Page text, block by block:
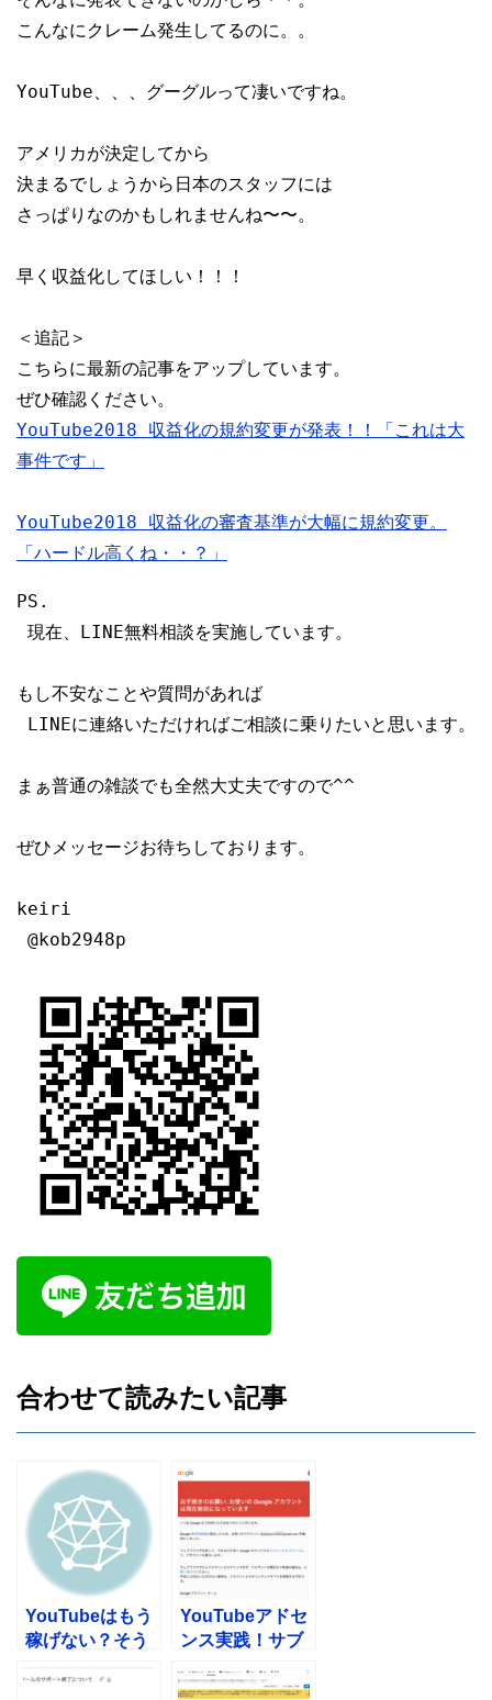
こんなにクレーム発生してるのに。。
YouTube、、、グーグルって凄いですね。
アメリカが決定してから
決まるでしょうから日本のスタッフには
さっぱりなのかもしれませんね〜〜。
早く収益化してほしい！！！
＜追記＞
こちらに最新の記事をアップしています。
YouTube2018 収益化の規約変更が発表！！「これは大
事件です」
YouTube2018 収益化の審査基準が大幅に規約変更。
「ハードル高くね・・？」
PS.
もし不安なことや質問があれば
まぁ普通の雑談でも全然大丈夫ですので^^
ぜひメッセージお待ちしております。
keiri
@kob2948p
合わせて読みたい記事
YouTubeはもう
稼げない？そう
危険！
YouTubeアドセ
ンス実践！サブ
たまた削除・・